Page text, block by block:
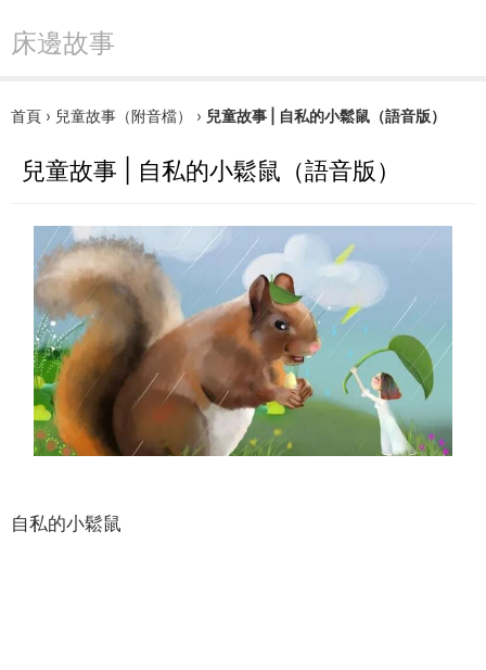
床邊故事
首頁 › 兒童故事（附音檔） › 兒童故事 | 自私的小鬆鼠（語音版）
兒童故事 | 自私的小鬆鼠（語音版）
自私的小鬆鼠